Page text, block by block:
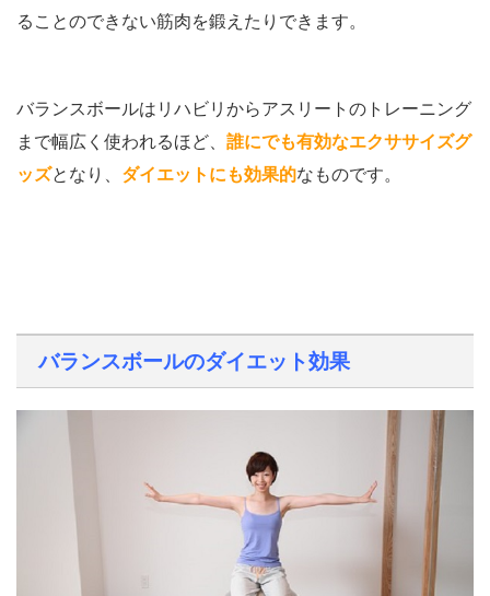
ることのできない筋肉を鍛えたりできます。
バランスボールはリハビリからアスリートのトレーニング
まで幅広く使われるほど、 誰にでも有効なエクササイズグ
ッズとなり、 ダイエットにも効果的なものです。
バランスボールのダイエット効果